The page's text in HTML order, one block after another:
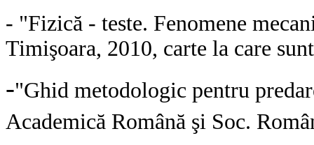
- "Fizică - teste. Fenomene
Timişoara, 2010, carte la care
-"Ghid metodologic pentru
Academică Română şi Soc.